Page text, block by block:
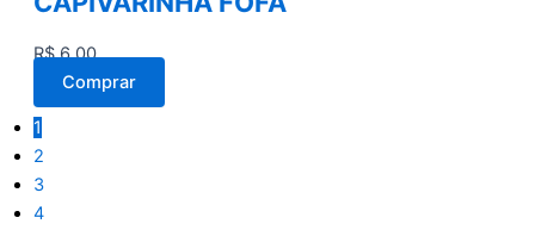
R$6,00
Comprar
1
2
3
4